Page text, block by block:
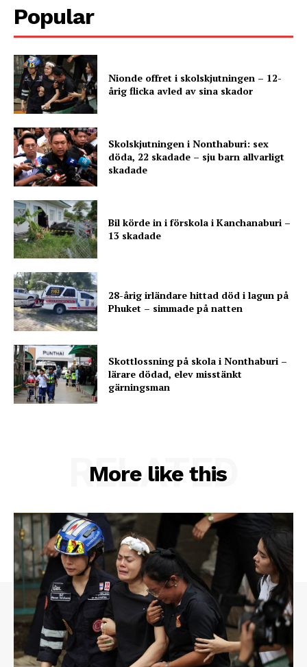
Popular
Nionde offret i skolskjutningen – 12-
årig flicka avled av sina skador
Skolskjutningen i Nonthaburi: sex
döda, 22 skadade – sju barn allvarligt
skadade
Bil körde in i förskola i Kanchanaburi –
13 skadade
28-årig irländare hittad död i lagun på
Phuket – simmade på natten
Skottlossning på skola i Nonthaburi –
lärare dödad, elev misstänkt
gärningsman
More like this
RELATED